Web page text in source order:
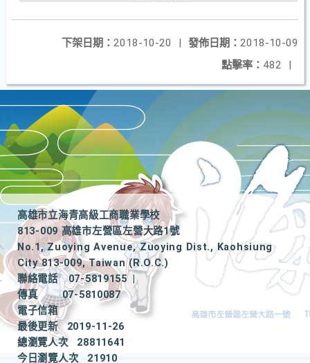
發佈日期： 2018-10-09
下架日期： 2018-10-20
|
點擊率： 482 |
高雄市立海青高級工商職業學校
813-009 高雄市左營區左營大路1號
No.1, Zuoying Avenue, Zuoying Dist., Kaohsiung
City 813-009, Taiwan (R.O.C.)
聯絡電話
07-5819155
|
傳真
07-5810087
電子信箱
最後更新
2019-11-26
總瀏覽人次
28811641
今日瀏覽人次
21910